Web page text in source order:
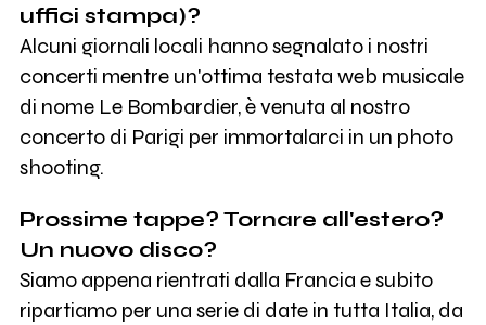
uffici stampa)?
Alcuni giornali locali hanno segnalato i nostri
concerti mentre un'ottima testata web musicale
di nome Le Bombardier, è venuta al nostro
concerto di Parigi per immortalarci in un photo
shooting.
Prossime tappe? Tornare all'estero?
Un nuovo disco?
Siamo appena rientrati dalla Francia e subito
ripartiamo per una serie di date in tutta Italia, da